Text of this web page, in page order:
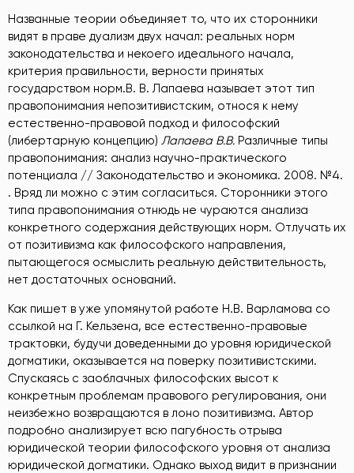
Названные теории объединяет то, что их сторонники
видят в праве дуализм двух начал: реальных норм
законодательства и некоего идеального начала,
критерия правильности, верности принятых
государством норм.В. В. Лапаева называет этот тип
правопонимания непозитивистским, относя к нему
естественно-правовой подход и философский
(либертарную концепцию) Лапаева В.В. Различные типы
правопонимания: анализ научно-практического
потенциала // Законодательство и экономика. 2008. №4.
. Вряд ли можно с этим согласиться. Сторонники этого
типа правопонимания отнюдь не чураются анализа
конкретного содержания действующих норм. Отлучать их
от позитивизма как философского направления,
пытающегося осмыслить реальную действительность,
нет достаточных оснований.
Как пишет в уже упомянутой работе Н.В. Варламова со
ссылкой на Г. Кельзена, все естественно-правовые
трактовки, будучи доведенными до уровня юридической
догматики, оказывается на поверку позитивистскими.
Спускаясь с заоблачных философских высот к
конкретным проблемам правового регулирования, они
неизбежно возвращаются в лоно позитивизма. Автор
подробно анализирует всю пагубность отрыва
юридической теории философского уровня от анализа
юридической догматики. Однако выход видит в признании